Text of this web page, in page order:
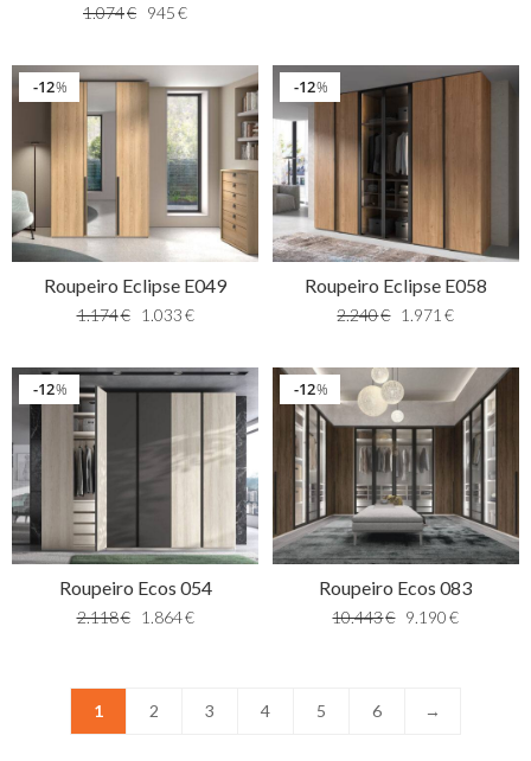
1.074€ 945€
%
12
Roupeiro Eclipse E049
1.174€ 1.033€
%
12
Roupeiro Eclipse E058
2.240€ 1.971 €
%
12
Roupeiro Ecos 054
2.118€ 1.864€
%
12
Roupeiro Ecos 083
10.443€ 9.190 €
1 2 3 4 5 6 →